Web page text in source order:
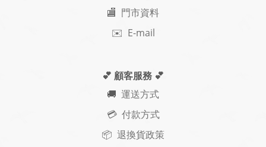
🏬 門市資料
✉️ E-mail
💕 顧客服務 💕
🚚 運送方式
💳 付款方式
📦 退換貨政策